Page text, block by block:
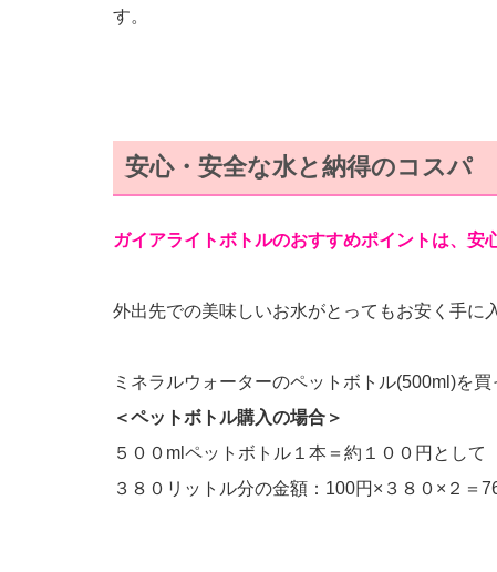
す。
安心・安全な水と納得のコスパ
ガイアライトボトルのおすすめポイントは、安
外出先での美味しいお水がとってもお安く手に
ミネラルウォーターのペットボトル(500ml)を
＜ペットボトル購入の場合＞
５００mlペットボトル１本＝約１００円として
３８０リットル分の金額：100円×３８０×２＝